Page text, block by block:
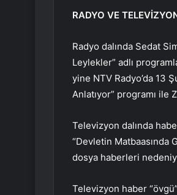
RADYO VE
Radyo dalında Sedat
Leylekler” adlı
yine NTV Radyo’da 13
Anlatıyor” programı
Televizyon dalında
“Devletin Matbaasında
dosya haberleri
Televizyon haber